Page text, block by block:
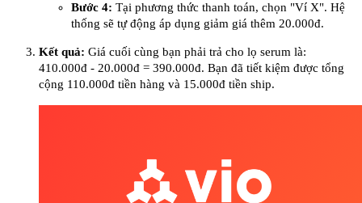
Bước 4: Tại phương thức thanh toán, chọn "Ví X". Hệ
thống sẽ tự động áp dụng giảm giá thêm 20.000đ.
Kết quả: Giá cuối cùng bạn phải trả cho lọ serum là:
410.000đ - 20.000đ = 390.000đ. Bạn đã tiết kiệm được tổng
cộng 110.000đ tiền hàng và 15.000đ tiền ship.